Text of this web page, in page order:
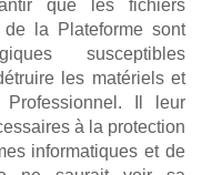
que les fichiers
la Plateforme sont
susceptibles
les matériels et
Il leur
à la protection
informatiques et de